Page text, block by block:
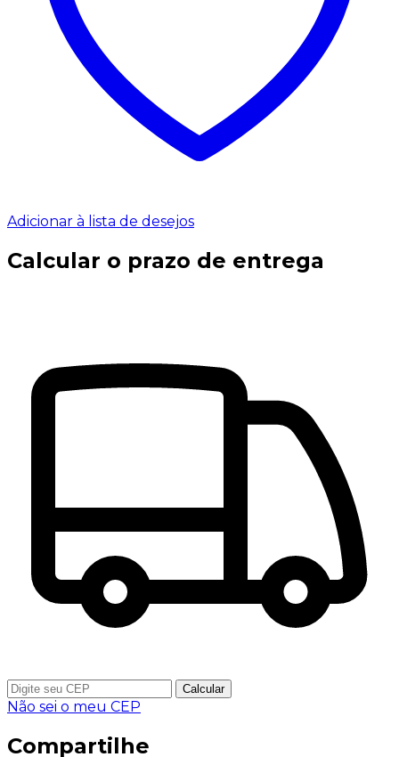
Adicionar à lista de desejos
Calcular o prazo de entrega
Calcular
Não sei o meu CEP
Compartilhe